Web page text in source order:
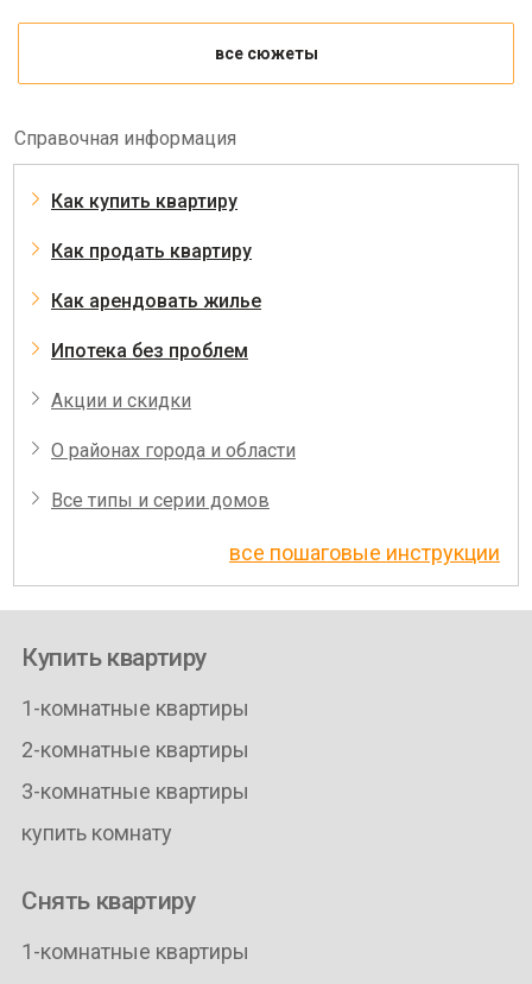
все сюжеты
Справочная информация
Как купить квартиру
Как продать квартиру
Как арендовать жилье
Ипотека без проблем
Акции и скидки
О районах города и области
Все типы и серии домов
все пошаговые инструкции
Купить квартиру
1-комнатные квартиры
2-комнатные квартиры
3-комнатные квартиры
купить комнату
Снять квартиру
1-комнатные квартиры